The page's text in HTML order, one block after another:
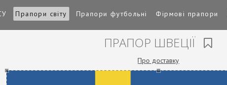
Прапори світу Прапори футбольні Фірмові прапори
ПРАПОР ШВЕЦІЇ
Про доставку